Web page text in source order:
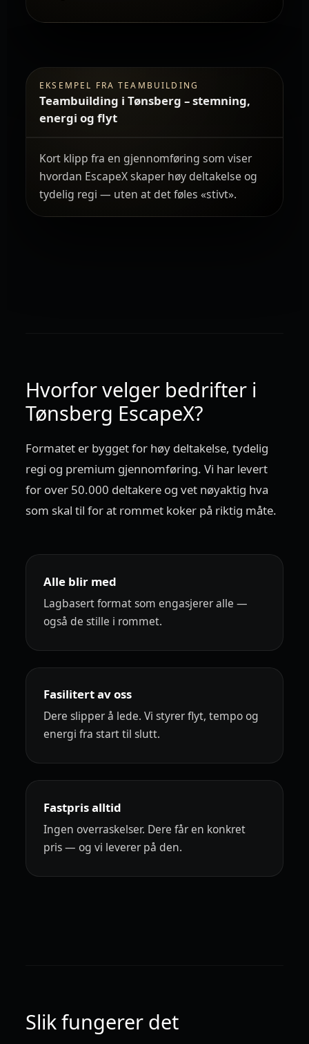
EKSEMPEL FRA TEAMBUILDING
Teambuilding i Tønsberg – stemning,
energi og flyt
Kort klipp fra en gjennomføring som viser
hvordan EscapeX skaper høy deltakelse og
tydelig regi — uten at det føles «stivt».
Hvorfor velger bedrifter i
Tønsberg EscapeX?
Formatet er bygget for høy deltakelse, tydelig
regi og premium gjennomføring. Vi har levert
for over 50.000 deltakere og vet nøyaktig hva
som skal til for at rommet koker på riktig måte.
Alle blir med
Lagbasert format som engasjerer alle —
også de stille i rommet.
Fasilitert av oss
Dere slipper å lede. Vi styrer flyt, tempo og
energi fra start til slutt.
Fastpris alltid
Ingen overraskelser. Dere får en konkret
pris — og vi leverer på den.
Slik fungerer det